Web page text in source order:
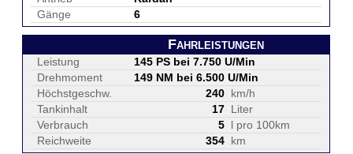
Gänge
6
Fahrleistungen
Leistung
145 PS bei 7.750 U/Min
Drehmoment
149 NM bei 6.500 U/Min
Höchstgeschw.
240 km/h
Tankinhalt
17 Liter
Verbrauch
5 l pro 100km
Reichweite
354 km